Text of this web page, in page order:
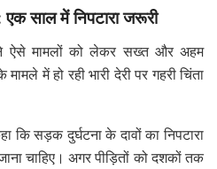
एक साल में निपटारा जरूरी
ने ऐसे मामलों को लेकर सख्त और अहम
में हो रही भारी देरी पर गहरी चिंता
कि सड़क दुर्घटना के दावों का निपटारा
चाहिए। अगर पीड़ितों को दशकों तक